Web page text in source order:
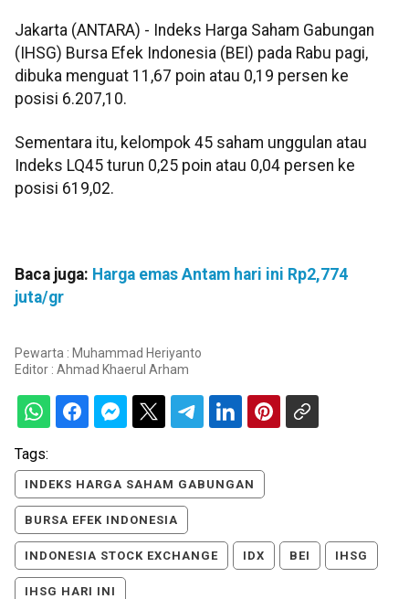
Jakarta (ANTARA) - Indeks Harga Saham Gabungan
(IHSG) Bursa Efek Indonesia (BEI) pada Rabu pagi,
dibuka menguat 11,67 poin atau 0,19 persen ke
posisi 6.207,10.
Sementara itu, kelompok 45 saham unggulan atau
Indeks LQ45 turun 0,25 poin atau 0,04 persen ke
posisi 619,02.
Baca juga: Harga emas Antam hari ini Rp2,774
juta/gr
Pewarta : Muhammad Heriyanto
Editor : Ahmad Khaerul Arham
Tags:
INDEKS HARGA SAHAM GABUNGAN
BURSA EFEK INDONESIA
INDONESIA STOCK EXCHANGE IDX BEI IHSG
IHSG HARI INI